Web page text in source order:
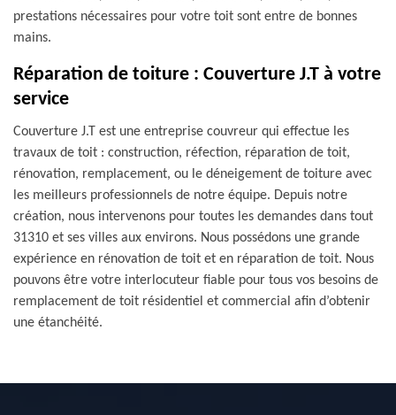
prestations nécessaires pour votre toit sont entre de bonnes
mains.
Réparation de toiture : Couverture J.T à votre
service
Couverture J.T est une entreprise couvreur qui effectue les
travaux de toit : construction, réfection, réparation de toit,
rénovation, remplacement, ou le déneigement de toiture avec
les meilleurs professionnels de notre équipe. Depuis notre
création, nous intervenons pour toutes les demandes dans tout
31310 et ses villes aux environs. Nous possédons une grande
expérience en rénovation de toit et en réparation de toit. Nous
pouvons être votre interlocuteur fiable pour tous vos besoins de
remplacement de toit résidentiel et commercial afin d’obtenir
une étanchéité.